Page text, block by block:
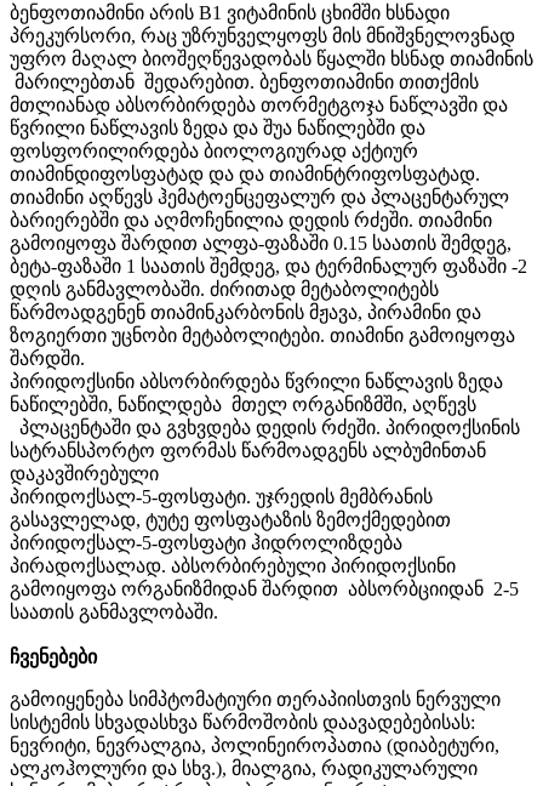
ბენფოთიამინი არის B1 ვიტამინის ცხიმში ხსნადი
პრეკურსორი, რაც უზრუნველყოფს მის მნიშვნელოვნად
უფრო მაღალ ბიოშეღწევადობას წყალში ხსნად თიამინის
მარილებთან შედარებით. ბენფოთიამინი თითქმის
მთლიანად აბსორბირდება თორმეტგოჯა ნაწლავში და
წვრილი ნაწლავის ზედა და შუა ნაწილებში და
ფოსფორილირდება ბიოლოგიურად აქტიურ
თიამინდიფოსფატად და და თიამინტრიფოსფატად.
თიამინი აღწევს ჰემატოენცეფალურ და პლაცენტარულ
ბარიერებში და აღმოჩენილია დედის რძეში. თიამინი
გამოიყოფა შარდით ალფა-ფაზაში 0.15 საათის შემდეგ,
ბეტა-ფაზაში 1 საათის შემდეგ, და ტერმინალურ ფაზაში -2
დღის განმავლობაში. ძირითად მეტაბოლიტებს
წარმოადგენენ თიამინკარბონის მჟავა, პირამინი და
ზოგიერთი უცნობი მეტაბოლიტები. თიამინი გამოიყოფა
შარდში.
პირიდოქსინი აბსორბირდება წვრილი ნაწლავის ზედა
ნაწილებში, ნაწილდება მთელ ორგანიზმში, აღწევს
პლაცენტაში და გვხვდება დედის რძეში. პირიდოქსინის
სატრანსპორტო ფორმას წარმოადგენს ალბუმინთან
დაკავშირებული
პირიდოქსალ-5-ფოსფატი. უჯრედის მემბრანის
გასავლელად, ტუტე ფოსფატაზის ზემოქმედებით
პირიდოქსალ-5-ფოსფატი ჰიდროლიზდება
პირადოქსალად. აბსორბირებული პირიდოქსინი
გამოიყოფა ორგანიზმიდან შარდით აბსორბციიდან 2-5
საათის განმავლობაში.
ჩვენებები
გამოიყენება სიმპტომატიური თერაპიისთვის ნერვული
სისტემის სხვადასხვა წარმოშობის დაავადებებისას:
ნევრიტი, ნევრალგია, პოლინეიროპათია (დიაბეტური,
ალკოჰოლური და სხვ.), მიალგია, რადიკულარული